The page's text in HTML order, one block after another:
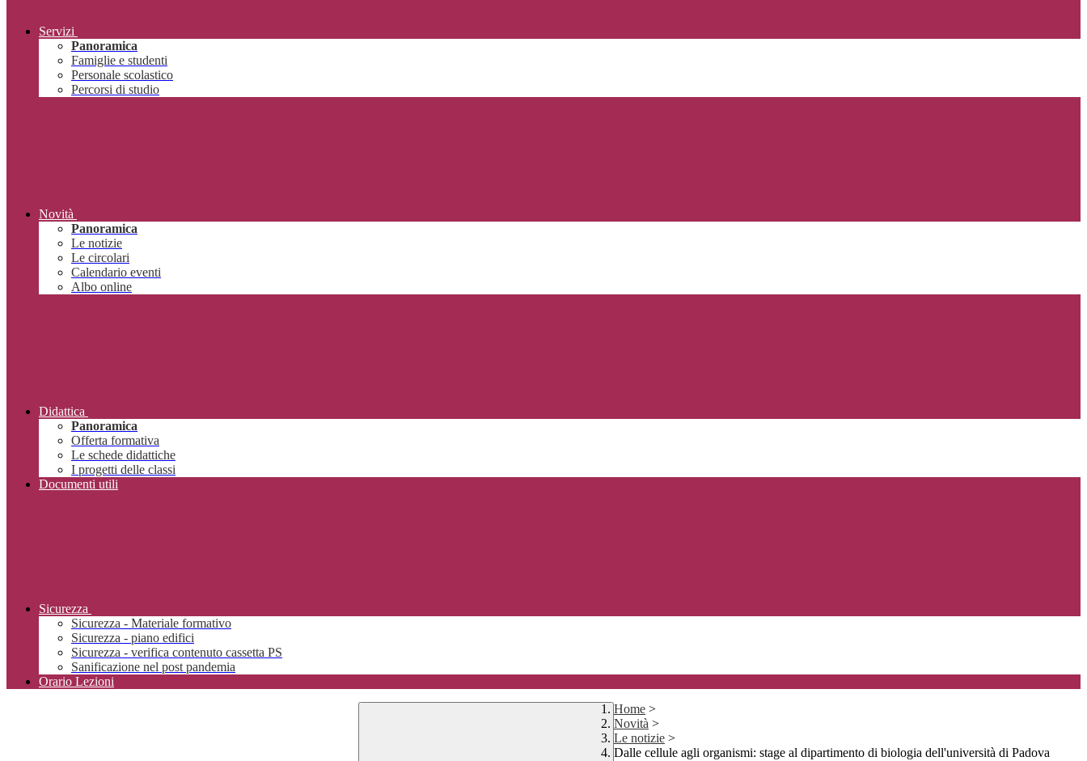
Servizi
Panoramica
Famiglie e studenti
Personale scolastico
Percorsi di studio
Novità
Panoramica
Le notizie
Le circolari
Calendario eventi
Albo online
Didattica
Panoramica
Offerta formativa
Le schede didattiche
I progetti delle classi
Documenti utili
Sicurezza
Sicurezza - Materiale formativo
Sicurezza - piano edifici
Sicurezza - verifica contenuto cassetta PS
Sanificazione nel post pandemia
Orario Lezioni
Home >
Novità >
Le notizie >
Dalle cellule agli organismi: stage al dipartimento di biologia dell'università di Padova